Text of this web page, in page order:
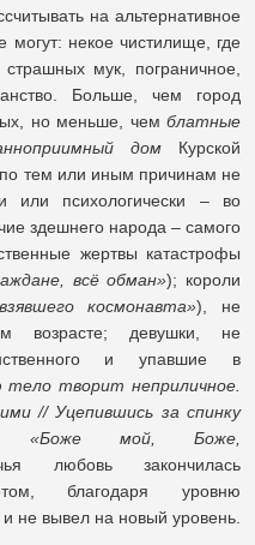
на альтернативное
могут: некое чистилище, где
мук, пограничное,
Больше, чем город
но меньше, чем блатные
дом Курской
тем или иным причинам не
или психологически – во
здешнего народа – самого
жертвы катастрофы
всё обман»); короли
космонавта»), не
возрасте; девушки, не
и упавшие в
тело творит неприличное.
// Уцепившись за спинку
«Боже мой, Боже,
любовь закончилась
благодаря уровню
не вывел на новый уровень.